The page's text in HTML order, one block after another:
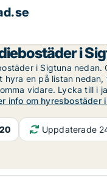
i
i Sigtuna nedan.
hyra en på listan
vidare. Lycka till i
info om hyresbostäder
Uppdaterade